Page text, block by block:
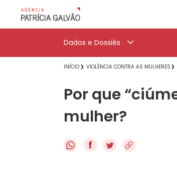
Dados e Dossiês
INÍCIO VIOLÊNCIA CONTRA AS MULHERES
Por que
mulher?
f